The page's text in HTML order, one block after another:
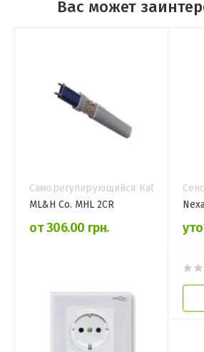
Вас может
Саморегулирующийся Кабель
ML&H Co. MHL 2CR
от 306.00 грн.
КУПИТЬ